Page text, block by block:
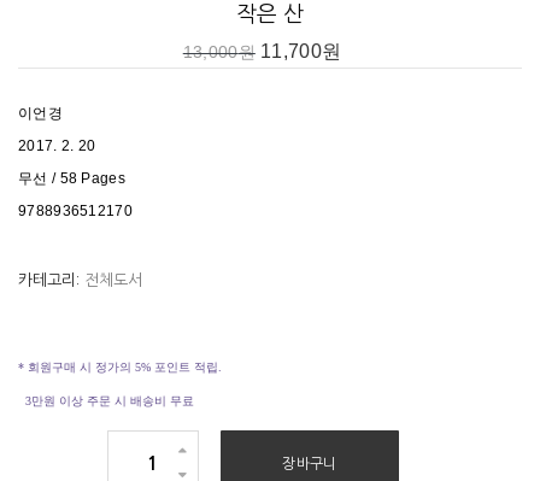
작은 산
13,000원 11,700원
이언경
2017. 2. 20
무선 / 58 Pages
9788936512170
카테고리: 전체도서
* 회원구매 시 정가의 5% 포인트 적립.
3만원 이상 주문 시 배송비 무료
장바구니